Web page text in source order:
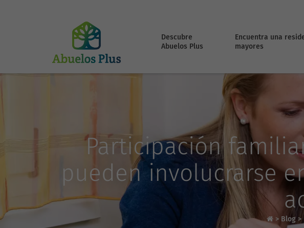
Descubre
Abuelos Plus
Encuentra una
mayores
Participación
pueden involucrarse
> Blog >